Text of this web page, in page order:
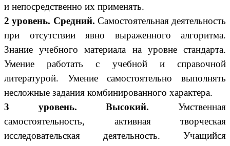
и непосредственно их применять.
2 уровень. Средний. Самостоятельная деятельность
при отсутствии явно выраженного алгоритма.
Знание учебного материала на уровне стандарта.
Умение работать с учебной и справочной
литературой. Умение самостоятельно выполнять
несложные задания комбинированного характера.
3 уровень. Высокий. Умственная
самостоятельность, активная творческая
исследовательская деятельность. Учащийся